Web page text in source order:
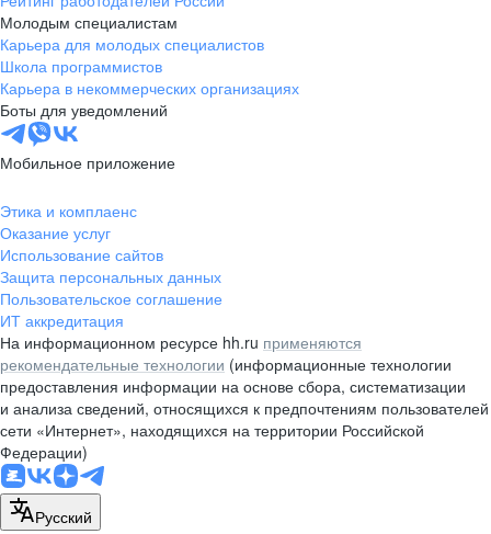
+7 383 207-94-64
pr@nsk.hh.ru
Минск
пр-т Дзержинского, д. 57,
10 этаж, помещение 45-1
pr@rabota.by
Алматы
пр. Абая, д. 151, БЦ Алатау,
12 этаж, офис 1209
+7 727 232-13-13
pr@headhunter.com.kz
Молодым специалистам
Карьера для молодых специалистов
Школа программистов
Карьера в некоммерческих организациях
Боты для уведомлений
Мобильное приложение
Этика и комплаенс
Оказание услуг
Использование сайтов
Защита персональных данных
Пользовательское соглашение
ИТ аккредитация
На информационном ресурсе hh.ru применяются
рекомендательные технологии (информационные технологии
предоставления информации на основе сбора, систематизации
и анализа сведений, относящихся к предпочтениям пользователей
сети «Интернет», находящихся на территории Российской
Федерации)
Русский